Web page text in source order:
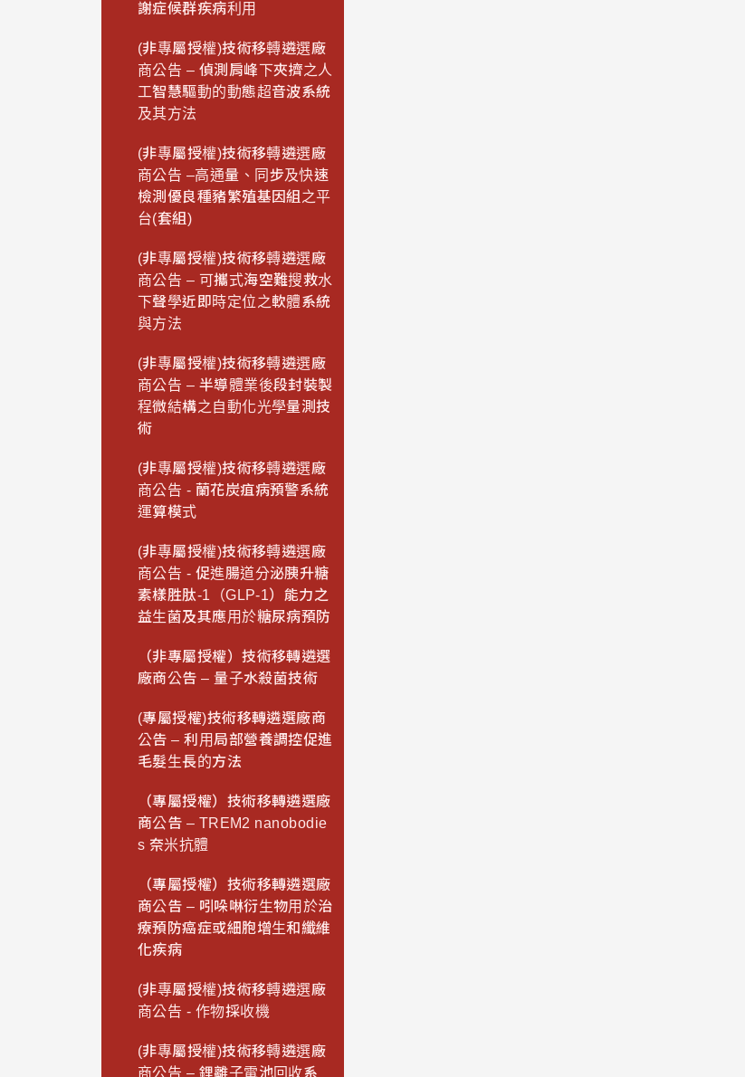
謝症候群疾病利用
(非專屬授權)技術移轉遴選廠
商公告 – 偵測肩峰下夾擠之人
工智慧驅動的動態超音波系統
及其方法
(非專屬授權)技術移轉遴選廠
商公告 –高通量、同步及快速
檢測優良種豬繁殖基因組之平
台(套組)
(非專屬授權)技術移轉遴選廠
商公告 – 可攜式海空難搜救水
下聲學近即時定位之軟體系統
與方法
(非專屬授權)技術移轉遴選廠
商公告 – 半導體業後段封裝製
程微結構之自動化光學量測技
術
(非專屬授權)技術移轉遴選廠
商公告 - 蘭花炭疽病預警系統
運算模式
(非專屬授權)技術移轉遴選廠
商公告 - 促進腸道分泌胰升糖
素樣胜肽-1（GLP-1）能力之
益生菌及其應用於糖尿病預防
（非專屬授權）技術移轉遴選
廠商公告 – 量子水殺菌技術
(專屬授權)技術移轉遴選廠商
公告 – 利用局部營養調控促進
毛髮生長的方法
（專屬授權）技術移轉遴選廠
商公告 – TREM2 nanobodie
s 奈米抗體
（專屬授權）技術移轉遴選廠
商公告 – 吲哚啉衍生物用於治
療預防癌症或細胞增生和纖維
化疾病
(非專屬授權)技術移轉遴選廠
商公告 - 作物採收機
(非專屬授權)技術移轉遴選廠
商公告 – 鋰離子電池回收系